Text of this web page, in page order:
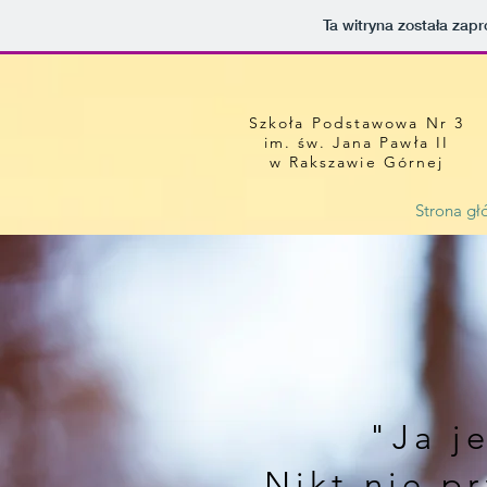
Ta witryna została
Szkoła Podstawowa Nr 3
im. św. Jana Pawła II
w Rakszawie Górnej
Strona
"Ja